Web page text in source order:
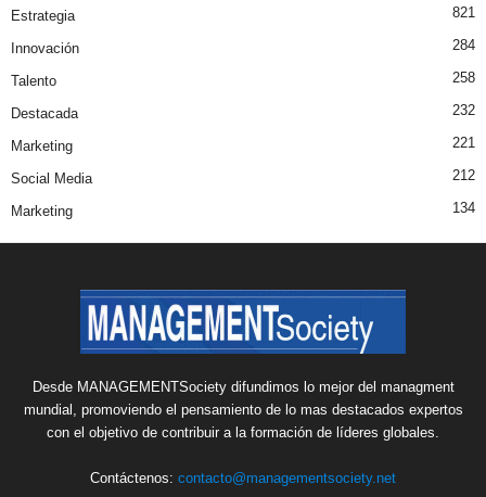
Estrategia 821
Innovación 284
Talento 258
Destacada 232
Marketing 221
Social Media 212
Marketing 134
Desde MANAGEMENTSociety difundimos lo mejor del managment
mundial, promoviendo el pensamiento de lo mas destacados expertos
con el objetivo de contribuir a la formación de líderes globales.
Contáctenos: contacto@managementsociety.net